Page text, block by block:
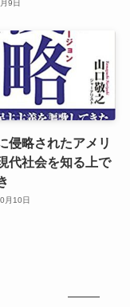
9日
侵略されたアメリ
代社会を知る上で
月10日